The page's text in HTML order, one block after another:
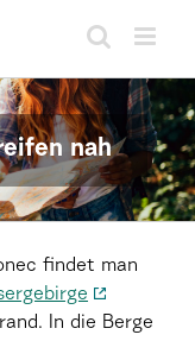
nah
findet man
In die Berge